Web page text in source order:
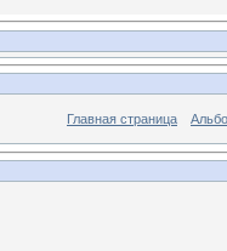
Главная страница